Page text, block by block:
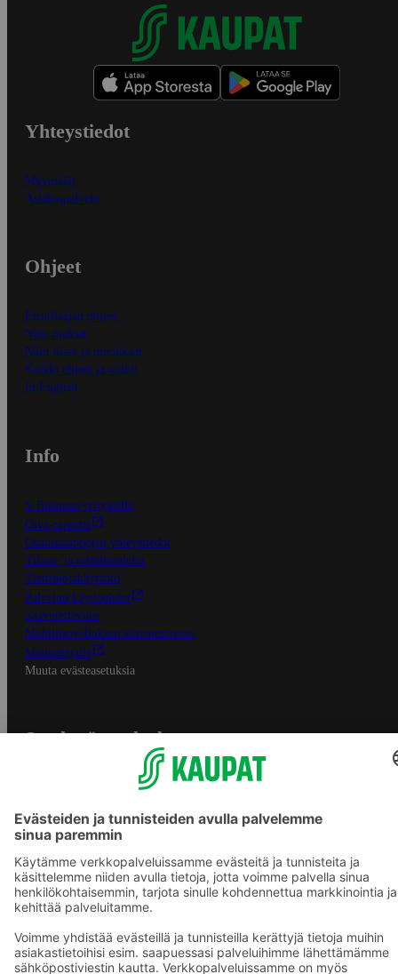
Yhteystiedot
Myymälät
Asiakaspalvelu
Ohjeet
Ensitilaajan ohjeet
Näin maksat
Näin tilaat ja muokkaat
Kaikki ohjeet ja vinkit
In English
Info
S-Business yrityksille
Oiva-raportit
Osuuskauppojen yhteystiedot
Tilaus- ja toimitusehdot
Tietosuojakäytäntö
Palvelun käyttöehdot
Saavutettavuus
Mobiilisovelluksen saavutettavuus
Mainostajalle
Muuta evästeasetuksia
S-ryhmän palvelut
Yhteishyvä Ruoka -sovellus
Prisma.fi
Sokos.fi
S-Pankki
Sokos Hotels
Raflaamo